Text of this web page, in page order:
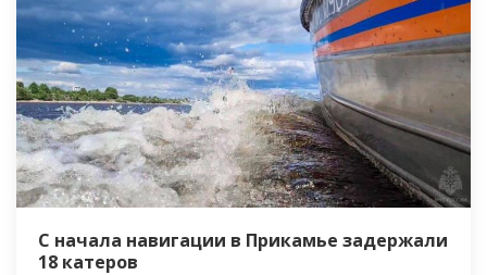
С начала навигации в Прикамье задержали
18 катеров